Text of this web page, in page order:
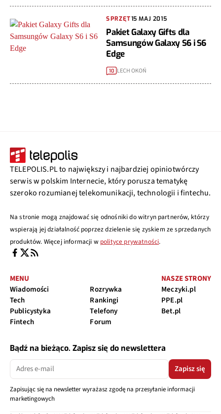
SPRZĘT15 MAJ 2015
Pakiet Galaxy Gifts dla
Samsungów Galaxy S6 i S6
Edge
10 LECH OKOŃ
TELEPOLIS.PL to największy i najbardziej opiniotwórczy
serwis w polskim Internecie, który porusza tematykę
szeroko rozumianej telekomunikacji, technologii i fintechu.
Na stronie mogą znajdować się odnośniki do witryn partnerów, którzy
wspierają jej działalność poprzez dzielenie się zyskiem ze sprzedanych
produktów. Więcej informacji w polityce prywatności.
MENU
Wiadomości
Tech
Publicystyka
Fintech
Rozrywka
Rankingi
Telefony
Forum
NASZE STRONY
Meczyki.pl
PPE.pl
Bet.pl
Bądź na bieżąco. Zapisz się do newslettera
Zapisz się
Zapisując się na newsletter wyrażasz zgodę na przesyłanie informacji
marketingowych